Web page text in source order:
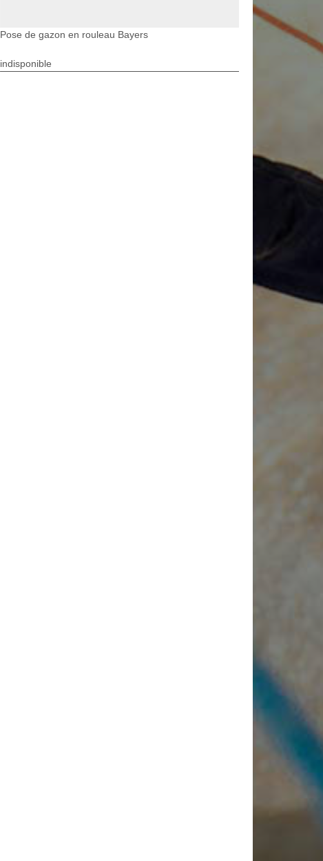
Pose de gazon en rouleau Bayers
indisponible